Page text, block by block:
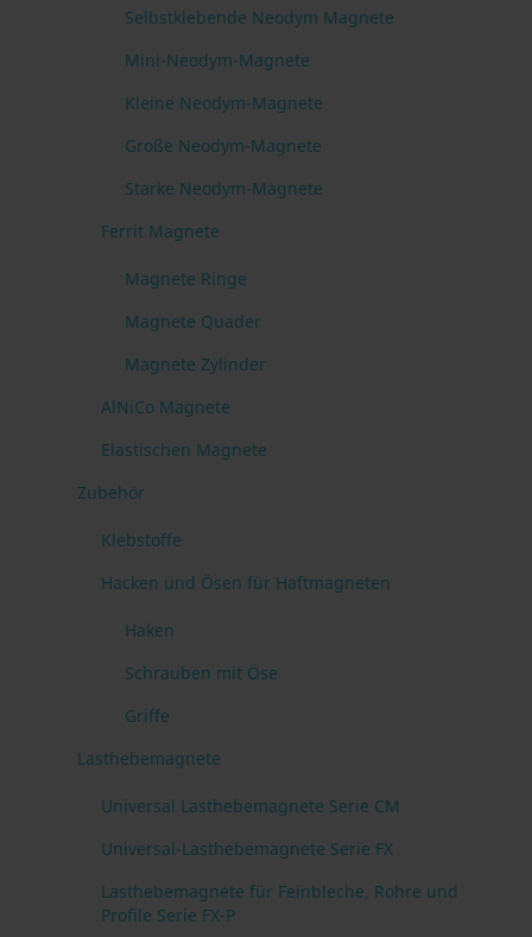
Selbstklebende Neodym Magnete
Mini-Neodym-Magnete
Kleine Neodym-Magnete
Große Neodym-Magnete
Starke Neodym-Magnete
Ferrit Magnete
Magnete Ringe
Magnete Quader
Magnete Zylinder
AlNiCo Magnete
Elastischen Magnete
Zubehör
Klebstoffe
Hacken und Ösen für Haftmagneten
Haken
Schrauben mit Öse
Griffe
Lasthebemagnete
Universal Lasthebemagnete Serie CM
Universal-Lasthebemagnete Serie FX
Lasthebemagnete für Feinbleche, Rohre und
Profile Serie FX-P